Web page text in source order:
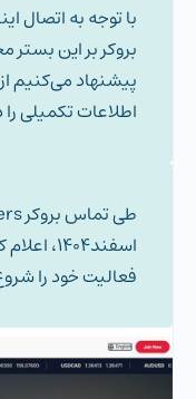
تعداد نمادهای
با توجه به اتصال
بروکر بر این
پیشنهاد می‌کنیم
اطلاعات تکمیلی
اسفند1404، اعلام کردند که این کارگزار
فعالیت خود را